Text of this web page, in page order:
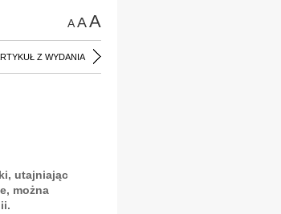
AAA
Z WYDANIA
utajniając
można